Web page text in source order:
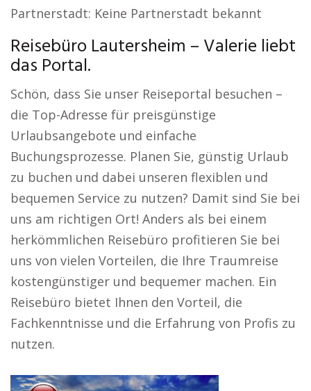
Partnerstadt: Keine Partnerstadt bekannt
Reisebüro Lautersheim – Valerie liebt
das Portal.
Schön, dass Sie unser Reiseportal besuchen –
die Top-Adresse für preisgünstige
Urlaubsangebote und einfache
Buchungsprozesse. Planen Sie, günstig Urlaub
zu buchen und dabei unseren flexiblen und
bequemen Service zu nutzen? Damit sind Sie bei
uns am richtigen Ort! Anders als bei einem
herkömmlichen Reisebüro profitieren Sie bei
uns von vielen Vorteilen, die Ihre Traumreise
kostengünstiger und bequemer machen. Ein
Reisebüro bietet Ihnen den Vorteil, die
Fachkenntnisse und die Erfahrung von Profis zu
nutzen.